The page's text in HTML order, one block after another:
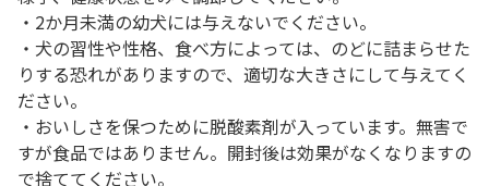
・2か月未満の幼犬には与えないでください。
・犬の習性や性格、食べ方によっては、のどに詰まらせた
りする恐れがありますので、適切な大きさにして与えてく
ださい。
・おいしさを保つために脱酸素剤が入っています。無害で
すが食品ではありません。開封後は効果がなくなりますの
で捨ててください。